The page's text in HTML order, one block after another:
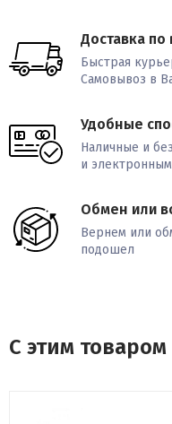
Доставка по
Быстрая
Самовывоз в
Удобные
Наличные и
и
Обмен или
Вернем или
подошел
С этим